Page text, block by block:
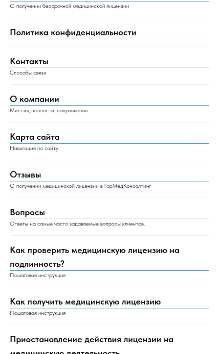
О получении бессрочной медицинской лицензии
Политика конфиденциальности
Контакты
Способы связи
О компании
Миссия, ценности, направления
Карта сайта
Навигация по сайту
Отзывы
О получении медицинской лицензии в ГорМедКонсалтинг
Вопросы
Ответы на самые часто задаваемые вопросы клиентов.
Как проверить медицинскую лицензию на
подлинность?
Пошаговая инструкция
Как получить медицинскую лицензию
Пошаговая инструкция
Приостановление действия лицензии на